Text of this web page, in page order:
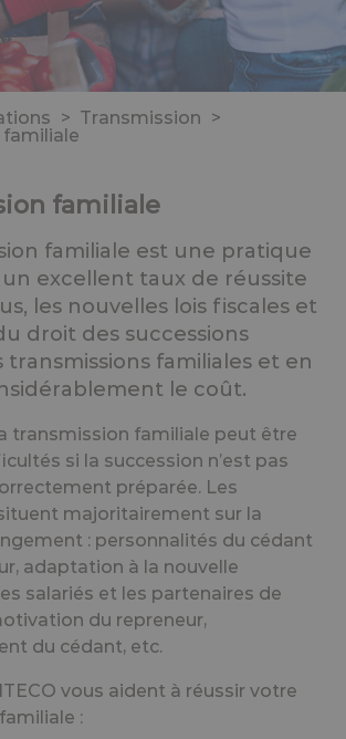
> Transmission >
familiale
familiale est une pratique
excellent taux de réussite
les nouvelles lois fiscales et
droit des successions
familiales et en
le coût.
transmission familiale peut être
si la succession n’est pas
préparée. Les
majoritairement sur la
: personnalités du cédant
adaptation à la nouvelle
salariés et les partenaires de
du repreneur,
du cédant, etc.
vous aident à réussir votre
: